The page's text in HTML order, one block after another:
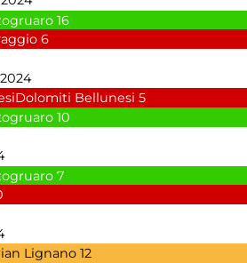
16
6
Dolomiti Bellunesi 5
10
7
Lignano 12